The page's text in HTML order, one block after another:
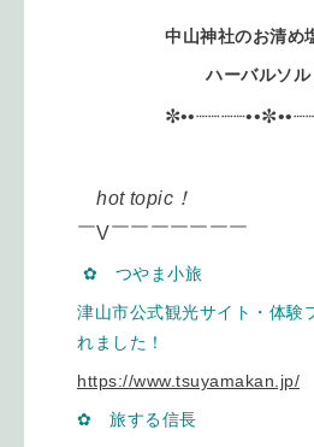
中山神社のお清め
ハーバルソル
hot topic！
￣V￣￣￣￣￣￣￣
✿ つやま小旅
津山市公式観光サイト・体験
れました！
https://www.tsuyamakan.jp/
✿ 旅する信長